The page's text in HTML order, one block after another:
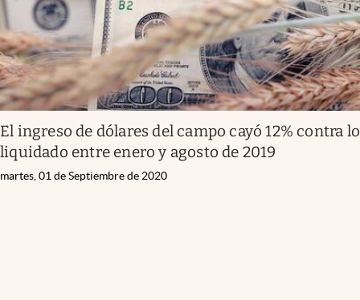
El ingreso de dólares del campo cayó 12% contra lo
liquidado entre enero y agosto de 2019
martes, 01 de Septiembre de 2020